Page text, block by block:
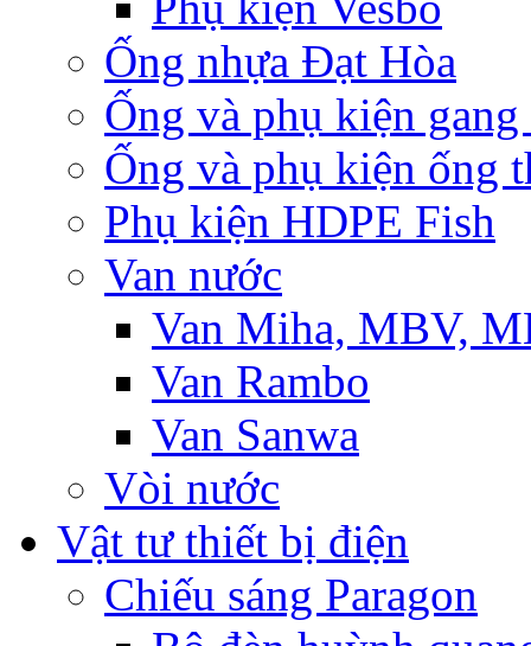
Ống nhựa Đạt Hòa
Ống và phụ kiện gang
Ống và phụ kiện ống
Phụ kiện HDPE Fish
Van nước
Van Miha, MBV,
Van Rambo
Van Sanwa
Vòi nước
Vật tư thiết bị điện
Chiếu sáng Paragon